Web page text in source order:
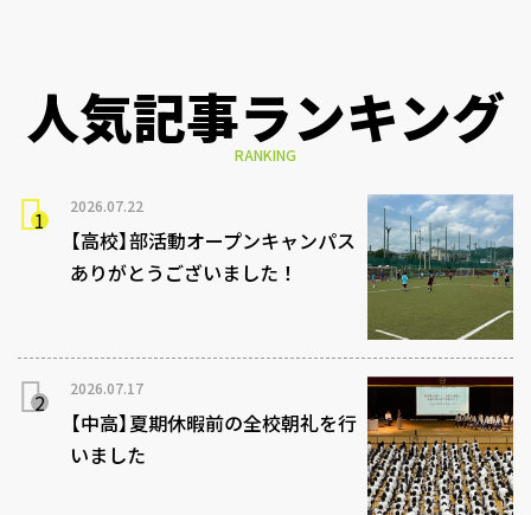
人気記事ランキング
RANKING
2026.07.22
【高校】部活動オープンキャンパス
ありがとうございました！
2026.07.17
【中高】夏期休暇前の全校朝礼を行
いました